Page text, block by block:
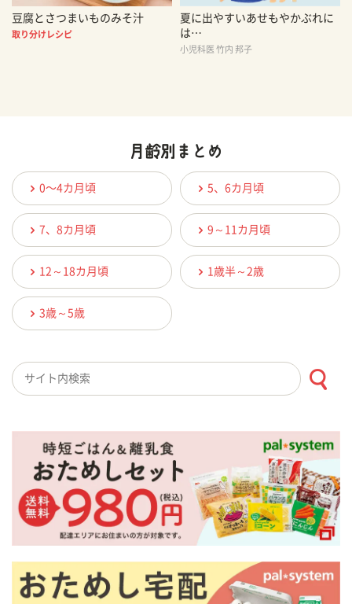
豆腐とさつまいものみそ汁
取り分けレシピ
夏に出やすいあせもやかぶれに
は…
小児科医 竹内 邦子
0〜4カ月頃 5、6カ月頃
7、8カ月頃 9～11カ月頃
12～18カ月頃 1歳半～2歳
3歳～5歳
検索キーワード入力